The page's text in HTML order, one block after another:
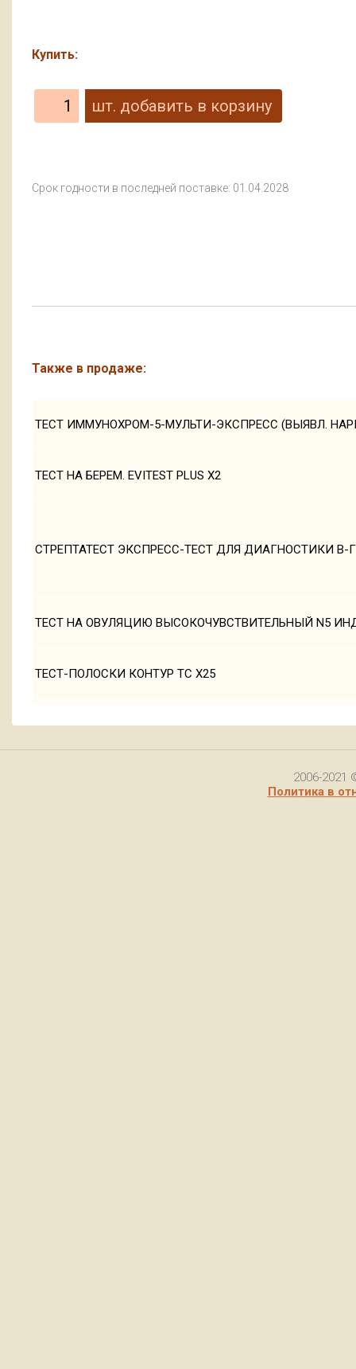
Купить:
Срок годности в последней поставке: 01.04.2028
Также в продаже:
ТЕСТ ИММУНОХРОМ-5-МУЛЬТИ-ЭКСПРЕСС (ВЫЯВЛ.
ТЕСТ НА БЕРЕМ. EVITEST PLUS Х2
СТРЕПТАТЕСТ ЭКСПРЕСС-ТЕСТ ДЛЯ ДИАГНОСТИКИ
ТЕСТ НА ОВУЛЯЦИЮ ВЫСОКОЧУВСТВИТЕЛЬНЫЙ N5
ТЕСТ-ПОЛОСКИ КОНТУР ТС Х25
2006-2021
Политика в